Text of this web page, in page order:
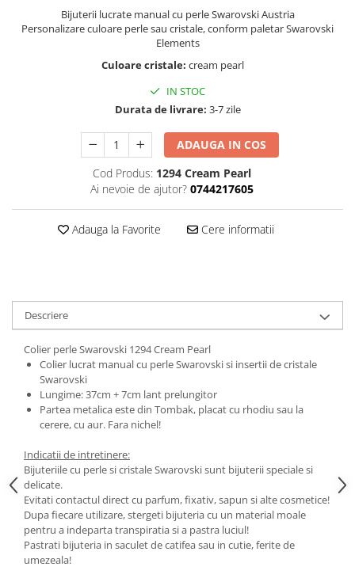
Bijuterii lucrate manual cu perle Swarovski Austria
Personalizare culoare perle sau cristale, conform paletar Swarovski
Elements
Culoare cristale: cream pearl
IN STOC
Durata de livrare: 3-7 zile
ADAUGA IN COS
Cod Produs: 1294 Cream Pearl
Ai nevoie de ajutor? 0744217605
Adauga la Favorite Cere informatii
Descriere
Colier perle Swarovski 1294 Cream Pearl
Colier lucrat manual cu perle Swarovski si insertii de cristale
Swarovski
Lungime: 37cm + 7cm lant prelungitor
Partea metalica este din Tombak, placat cu rhodiu sau la
cerere, cu aur. Fara nichel!
Indicatii de intretinere:
Bijuteriile cu perle si cristale Swarovski sunt bijuterii speciale si
delicate.
Evitati contactul direct cu parfum, fixativ, sapun si alte cosmetice!
Dupa fiecare utilizare, stergeti bijuteria cu un material moale
pentru a indeparta transpiratia si a pastra luciul!
Pastrati bijuteria in saculet de catifea sau in cutie, ferite de
umezeala!